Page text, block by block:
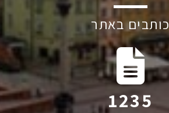
כותבים באתר
1809